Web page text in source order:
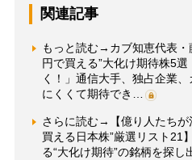
関連記事
もっと読む→カブ知恵代表・
円で買える”大化け期待株5
く！」通信大手、独占企業
にくくて期待でき…
さらに読む→【億り人たちが
買える日本株”厳選リスト21
る“大化け期待”の銘柄を探し